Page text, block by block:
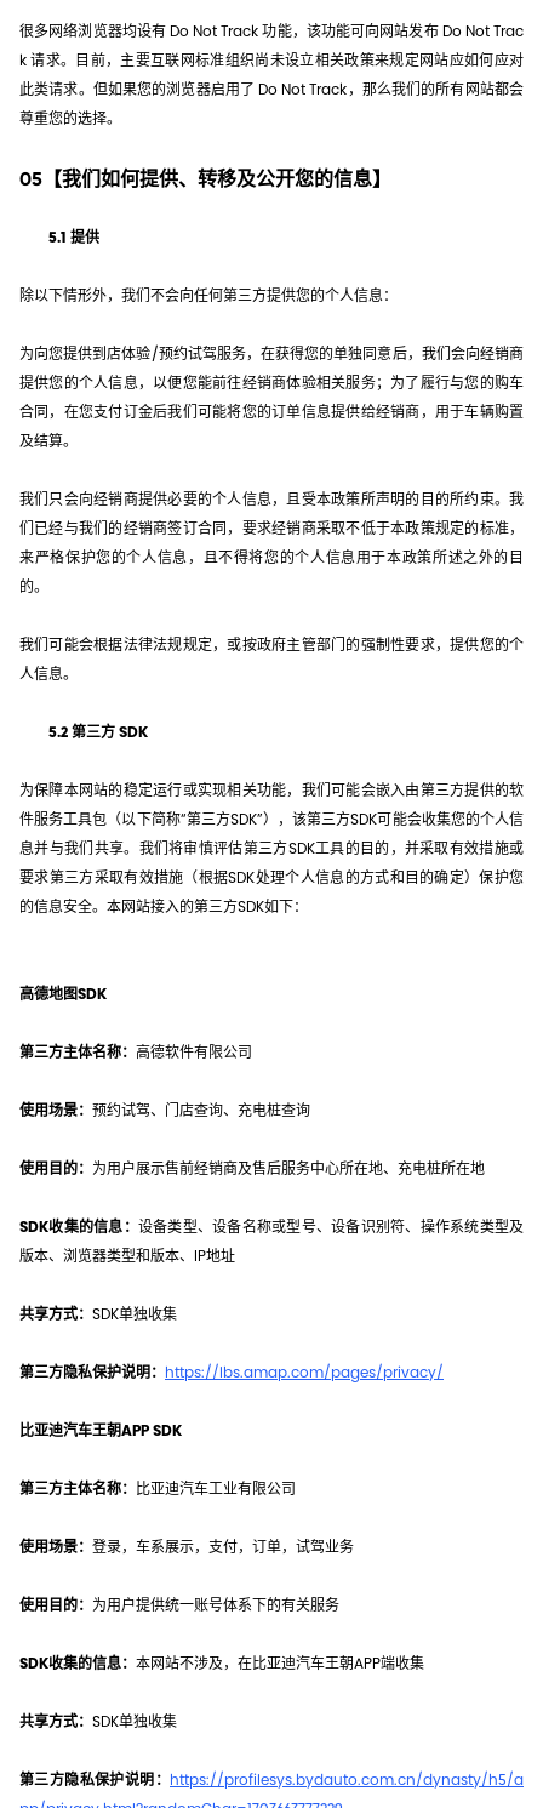
很多网络浏览器均设有 Do Not Track 功能，该功能可向网站发布 Do Not Trac
k 请求。目前，主要互联网标准组织尚未设立相关政策来规定网站应如何应对
此类请求。但如果您的浏览器启用了 Do Not Track，那么我们的所有网站都会
尊重您的选择。
05【我们如何提供、转移及公开您的信息】
5.1 提供
除以下情形外，我们不会向任何第三方提供您的个人信息：
为向您提供到店体验/预约试驾服务，在获得您的单独同意后，我们会向经销商
提供您的个人信息，以便您能前往经销商体验相关服务；为了履行与您的购车
合同，在您支付订金后我们可能将您的订单信息提供给经销商，用于车辆购置
及结算。
我们只会向经销商提供必要的个人信息，且受本政策所声明的目的所约束。我
们已经与我们的经销商签订合同，要求经销商采取不低于本政策规定的标准，
来严格保护您的个人信息，且不得将您的个人信息用于本政策所述之外的目
的。
我们可能会根据法律法规规定，或按政府主管部门的强制性要求，提供您的个
人信息。
5.2 第三方 SDK
为保障本网站的稳定运行或实现相关功能，我们可能会嵌入由第三方提供的软
件服务工具包（以下简称“第三方SDK”），该第三方SDK可能会收集您的个人信
息并与我们共享。我们将审慎评估第三方SDK工具的目的，并采取有效措施或
要求第三方采取有效措施（根据SDK处理个人信息的方式和目的确定）保护您
的信息安全。本网站接入的第三方SDK如下：
高德地图SDK
第三方主体名称： 高德软件有限公司
使用场景： 预约试驾、门店查询、充电桩查询
使用目的： 为用户展示售前经销商及售后服务中心所在地、充电桩所在地
SDK收集的信息： 设备类型、设备名称或型号、设备识别符、操作系统类型及
版本、浏览器类型和版本、IP地址
共享方式： SDK单独收集
第三方隐私保护说明： https://lbs.amap.com/pages/privacy/
比亚迪汽车王朝APP SDK
第三方主体名称： 比亚迪汽车工业有限公司
使用场景： 登录，车系展示，支付，订单，试驾业务
使用目的： 为用户提供统一账号体系下的有关服务
SDK收集的信息： 本网站不涉及，在比亚迪汽车王朝APP端收集
共享方式： SDK单独收集
第三方隐私保护说明：
https://profilesys.bydauto.com.cn/dynasty/h5/a